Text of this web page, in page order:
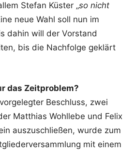
Stefan Küster „so nicht
neue Wahl soll nun im
dahin will der Vorstand
bis die Nachfolge geklärt
das Zeitproblem?
Beschluss, zwei
Matthias Wohllebe und Felix
auszuschließen, wurde zum
mit einem